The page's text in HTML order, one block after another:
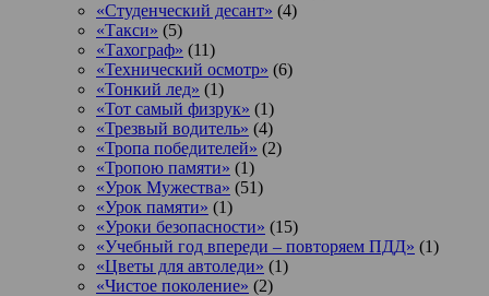
«Студенческий десант» (4)
«Такси» (5)
«Тахограф» (11)
«Технический осмотр» (6)
«Тонкий лед» (1)
«Тот самый физрук» (1)
«Трезвый водитель» (4)
«Тропа победителей» (2)
«Тропою памяти» (1)
«Урок Мужества» (51)
«Урок памяти» (1)
«Уроки безопасности» (15)
«Учебный год впереди – повторяем ПДД» (1)
«Цветы для автоледи» (1)
«Чистое поколение» (2)